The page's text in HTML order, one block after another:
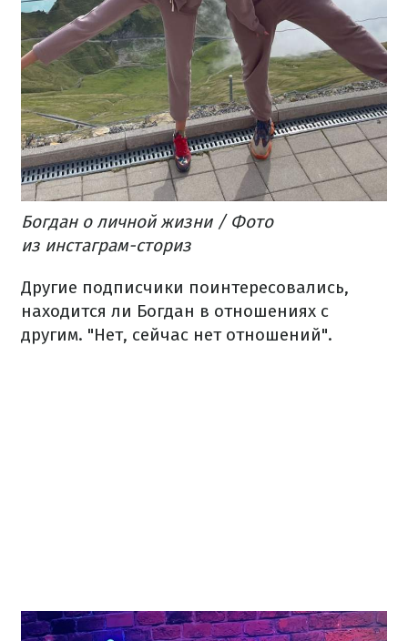
Богдан о личной жизни / Фото
из инстаграм-сториз
Другие подписчики поинтересовались,
находится ли Богдан в отношениях с
другим. "Нет, сейчас нет отношений".